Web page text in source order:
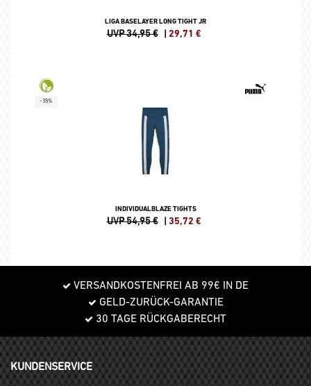
LIGA BASELAYER LONG TIGHT JR
UVP 34,95 € | 29,71 €
-35%
INDIVIDUALBLAZE TIGHTS
UVP 54,95 € | 35,72 €
VERSANDKOSTENFREI AB 99€ IN DE
GELD-ZURÜCK-GARANTIE
30 TAGE RÜCKGABERECHT
KUNDENSERVICE